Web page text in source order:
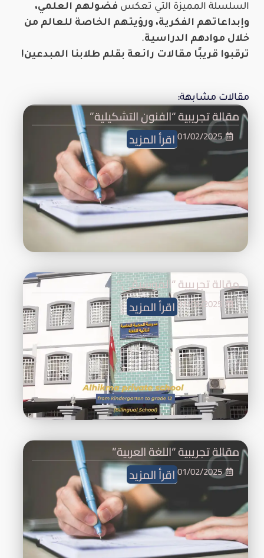
السلسلة المميزة التي تعكس فضولهم العلمي،
وإبداعاتهم الفكرية، ورؤيتهم الخاصة للعالم من
خلال موادهم الدراسية.
ترقبوا قريبًا مقالات رائعة بقلم طلابنا المبدعين!
مقالات مشابهة:
مقالة تجريبية “الفنون التشكيلية”
01/02/2025اقرأ المزيد
مقالة تجريبية “الموسيقى”
01/02/2025اقرأ المزيد
مقالة تجريبية “اللغة العربية”
01/02/2025اقرأ المزيد